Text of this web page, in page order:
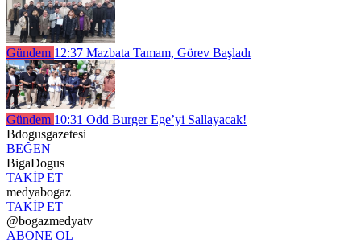
Gündem 12:37 Mazbata Tamam, Görev Başladı
Gündem 10:31 Odd Burger Ege’yi Sallayacak!
Bdogusgazetesi
BEĞEN
BigaDogus
TAKİP ET
medyabogaz
TAKİP ET
@bogazmedyatv
ABONE OL